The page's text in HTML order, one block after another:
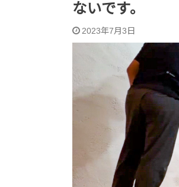
ないです。
2023年7月3日